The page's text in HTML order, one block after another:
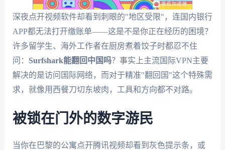
深夜点开视频软件却看到刺眼的"地区受限"，连国内银行
APP都无法打开缴账单——这是不是你正在经历的困境？
许多留学生、海外工作者在厨房煮着饺子时都忍不住
问： Surfshark能翻回中国吗？事实上主流国际VPN主要
解决的是访问国际网络，而对于精准"翻回国"这个特殊需
求，就像用西餐刀切东坡肉，工具和方向都不对路。
被锁在门外的数字游民
当你在巴黎的公寓点开腾讯视频却看到灰色提示条，或